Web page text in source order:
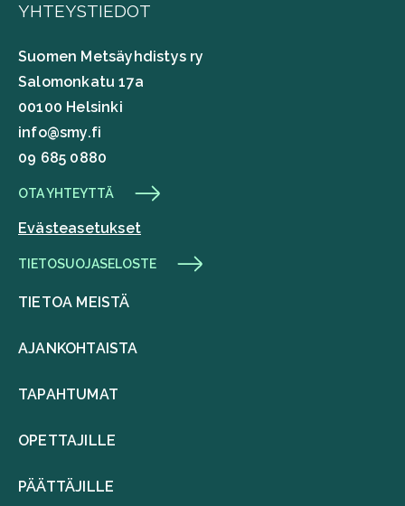
YHTEYSTIEDOT
Suomen Metsäyhdistys ry
Salomonkatu 17a
00100 Helsinki
info@smy.fi
09 685 0880
OTA YHTEYTTÄ
Evästeasetukset
TIETOSUOJASELOSTE
TIETOA MEISTÄ
AJANKOHTAISTA
TAPAHTUMAT
OPETTAJILLE
PÄÄTTÄJILLE